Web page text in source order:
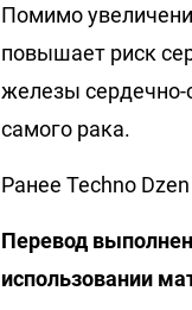
Помимо
повышает риск
железы сердечно-
самого рака.
Ранее Techno Dzen
Перевод
использовании